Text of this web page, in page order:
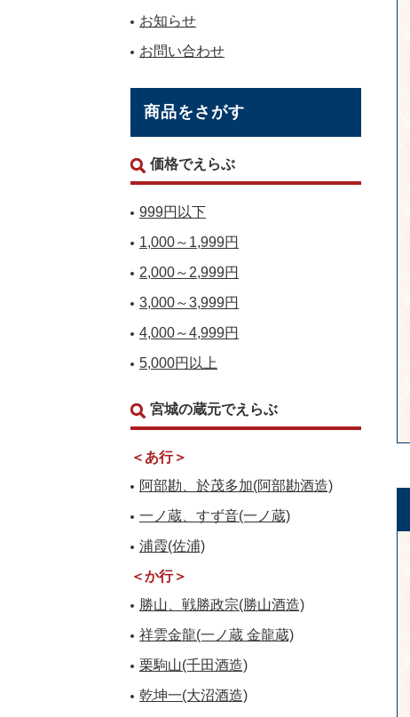
お知らせ
お問い合わせ
商品をさがす
価格でえらぶ
999円以下
1,000～1,999円
2,000～2,999円
3,000～3,999円
4,000～4,999円
5,000円以上
宮城の蔵元でえらぶ
＜あ行＞
阿部勘、於茂多加(阿部勘酒造)
一ノ蔵、すず音(一ノ蔵)
浦霞(佐浦)
＜か行＞
勝山、戦勝政宗(勝山酒造)
祥雲金龍(一ノ蔵 金龍蔵)
栗駒山(千田酒造)
乾坤一(大沼酒造)